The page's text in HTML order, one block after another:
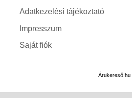
Adatkezelési tájékoztató
Impresszum
Saját fiók
Árukereső.hu